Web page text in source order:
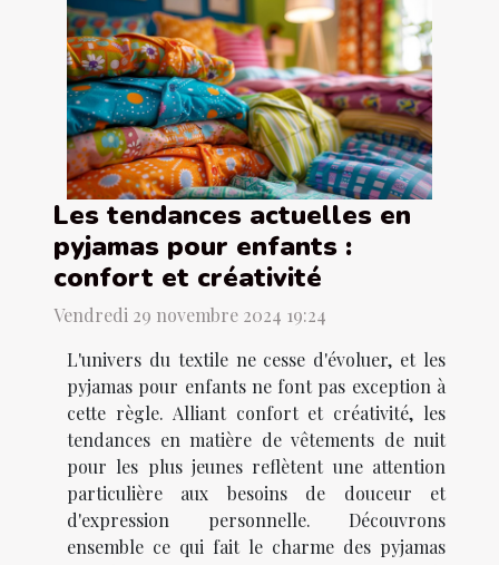
Les tendances actuelles en
pyjamas pour enfants :
confort et créativité
Vendredi 29 novembre 2024 19:24
L'univers du textile ne cesse d'évoluer, et les
pyjamas pour enfants ne font pas exception à
cette règle. Alliant confort et créativité, les
tendances en matière de vêtements de nuit
pour les plus jeunes reflètent une attention
particulière aux besoins de douceur et
d'expression personnelle. Découvrons
ensemble ce qui fait le charme des pyjamas